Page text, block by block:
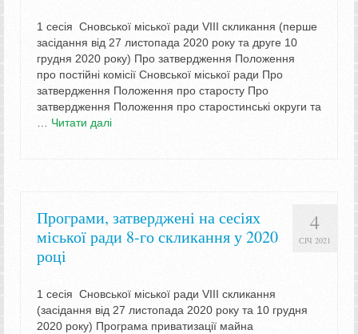
1 сесія Сновської міської ради VIIІ скликання (перше
засідання від 27 листопада 2020 року та друге 10
грудня 2020 року) Про затвердження Положення
про постійні комісії Сновської міської ради Про
затвердження Положення про старосту Про
затвердження Положення про старостинські округи та
Читати далі
4
СІЧ 2021
Програми, затверджені на сесіях
міської ради 8-го скликання у 2020
році
1 сесія Сновської міської ради VIIІ скликання
(засідання від 27 листопада 2020 року та 10 грудня
2020 року) Програма приватизації майна